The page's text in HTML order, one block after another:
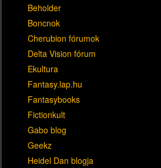
Beholder
Boncnok
Cherubion fórumok
Delta Vision fórum
Ekultura
Fantasy.lap.hu
Fantasybooks
Fictionkult
Gabo blog
Geekz
Heidel Dan blogja